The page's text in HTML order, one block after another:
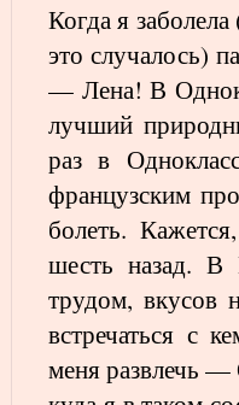
Когда я
это случалось)
— Лена! В
лучший
раз в
французским
болеть.
шесть назад. В
трудом, вкусов
встречаться с
меня развлечь